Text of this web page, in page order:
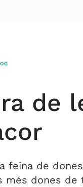
de
de
més dones